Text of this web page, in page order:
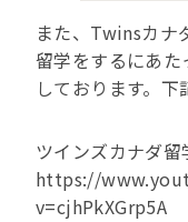
また、Twinsカナ
留学をするにあ
しております。下
ツインズカナダ留
https://
v=cjhPkXGrp5A